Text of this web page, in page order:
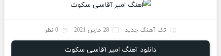
تک آهنگ جدید 28 مارس 2021 0 نظر
دانلود آهنگ امیر آقاسی سکوت